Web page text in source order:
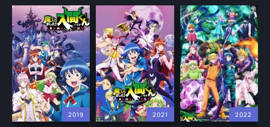
2019 2021 2022